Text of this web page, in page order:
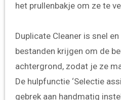
het prullenbakje om ze te
Duplicate Cleaner is snel
bestanden krijgen om de
achtergrond, zodat je ze
De hulpfunctie ‘Selectie
gebrek aan handmatig